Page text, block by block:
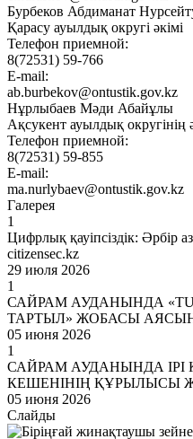
Бурбеков Абдиманат
Қарасу ауылдық округі әкімі
Телефон приемной:
8(72531) 59-766
E-mail:
ab.burbekov@ontustik.gov.kz
Нұрлыбаев Мәди Абайұлы
Ақсукент ауылдық округінің
Телефон приемной:
8(72531) 59-855
E-mail:
ma.nurlybaev@ontustik.gov.kz
Галерея
1
Цифрлық қауіпсіздік: Әрбір
citizensec.kz
29 июля 2026
1
САЙРАМ АУДАНЫНДА
ТАРТЫЛ» ЖОБАСЫ
05 июня 2026
1
САЙРАМ АУДАНЫНДА
КЕШЕНІНІҢ ҚҰРЫЛЫСЫ
05 июня 2026
Слайды